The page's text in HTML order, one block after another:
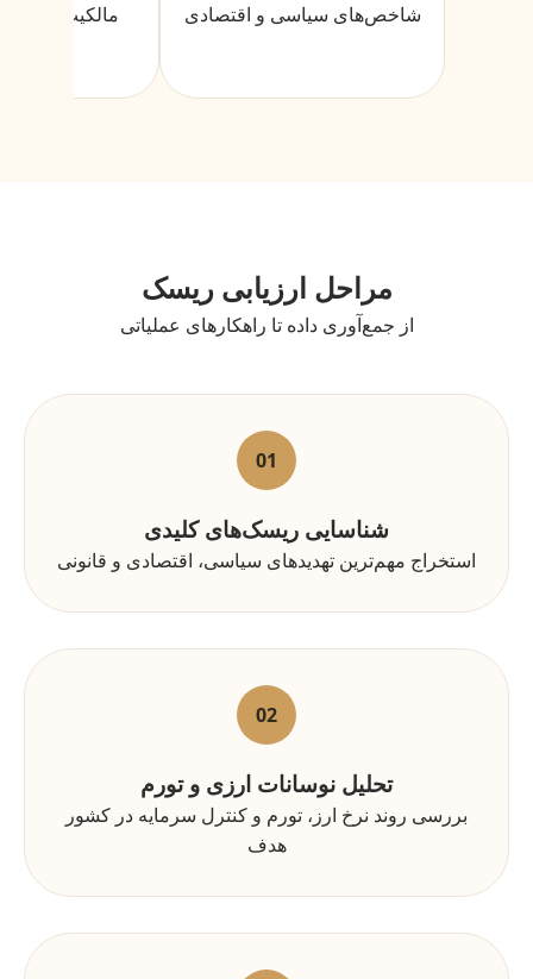
شاخص‌های سیاسی و اقتصادی
مالکیت و
مراحل ارزیابی ریسک
از جمع‌آوری داده تا راهکارهای عملیاتی
01
شناسایی ریسک‌های کلیدی
استخراج مهم‌ترین تهدیدهای سیاسی، اقتصادی و قانونی
02
تحلیل نوسانات ارزی و تورم
بررسی روند نرخ ارز، تورم و کنترل سرمایه در کشور
هدف